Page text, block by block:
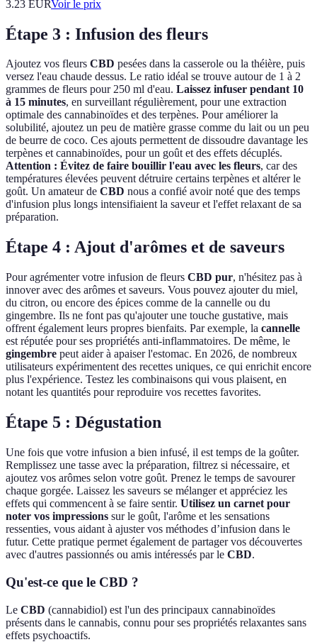
3.23 EURVoir le prix
Étape 3 : Infusion des fleurs
Ajoutez vos fleurs CBD pesées dans la casserole ou la théière, puis
versez l'eau chaude dessus. Le ratio idéal se trouve autour de 1 à 2
grammes de fleurs pour 250 ml d'eau. Laissez infuser pendant 10
à 15 minutes, en surveillant régulièrement, pour une extraction
optimale des cannabinoïdes et des terpènes. Pour améliorer la
solubilité, ajoutez un peu de matière grasse comme du lait ou un peu
de beurre de coco. Ces ajouts permettent de dissoudre davantage les
terpènes et cannabinoïdes, pour un goût et des effets décuplés.
Attention : Évitez de faire bouillir l'eau avec les fleurs, car des
températures élevées peuvent détruire certains terpènes et altérer le
goût. Un amateur de CBD nous a confié avoir noté que des temps
d'infusion plus longs intensifiaient la saveur et l'effet relaxant de sa
préparation.
Étape 4 : Ajout d'arômes et de saveurs
Pour agrémenter votre infusion de fleurs CBD pur, n'hésitez pas à
innover avec des arômes et saveurs. Vous pouvez ajouter du miel,
du citron, ou encore des épices comme de la cannelle ou du
gingembre. Ils ne font pas qu'ajouter une touche gustative, mais
offrent également leurs propres bienfaits. Par exemple, la cannelle
est réputée pour ses propriétés anti-inflammatoires. De même, le
gingembre peut aider à apaiser l'estomac. En 2026, de nombreux
utilisateurs expérimentent des recettes uniques, ce qui enrichit encore
plus l'expérience. Testez les combinaisons qui vous plaisent, en
notant les quantités pour reproduire vos recettes favorites.
Étape 5 : Dégustation
Une fois que votre infusion a bien infusé, il est temps de la goûter.
Remplissez une tasse avec la préparation, filtrez si nécessaire, et
ajoutez vos arômes selon votre goût. Prenez le temps de savourer
chaque gorgée. Laissez les saveurs se mélanger et appréciez les
effets qui commencent à se faire sentir. Utilisez un carnet pour
noter vos impressions sur le goût, l'arôme et les sensations
ressenties, vous aidant à ajuster vos méthodes d’infusion dans le
futur. Cette pratique permet également de partager vos découvertes
avec d'autres passionnés ou amis intéressés par le CBD.
Qu'est-ce que le CBD ?
Le CBD (cannabidiol) est l'un des principaux cannabinoïdes
présents dans le cannabis, connu pour ses propriétés relaxantes sans
effets psychoactifs.